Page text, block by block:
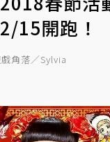
15開跑！
角落／Sylvia